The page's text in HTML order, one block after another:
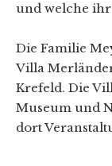
und welche
Die Familie
Villa
Krefeld. Die
Museum und
dort